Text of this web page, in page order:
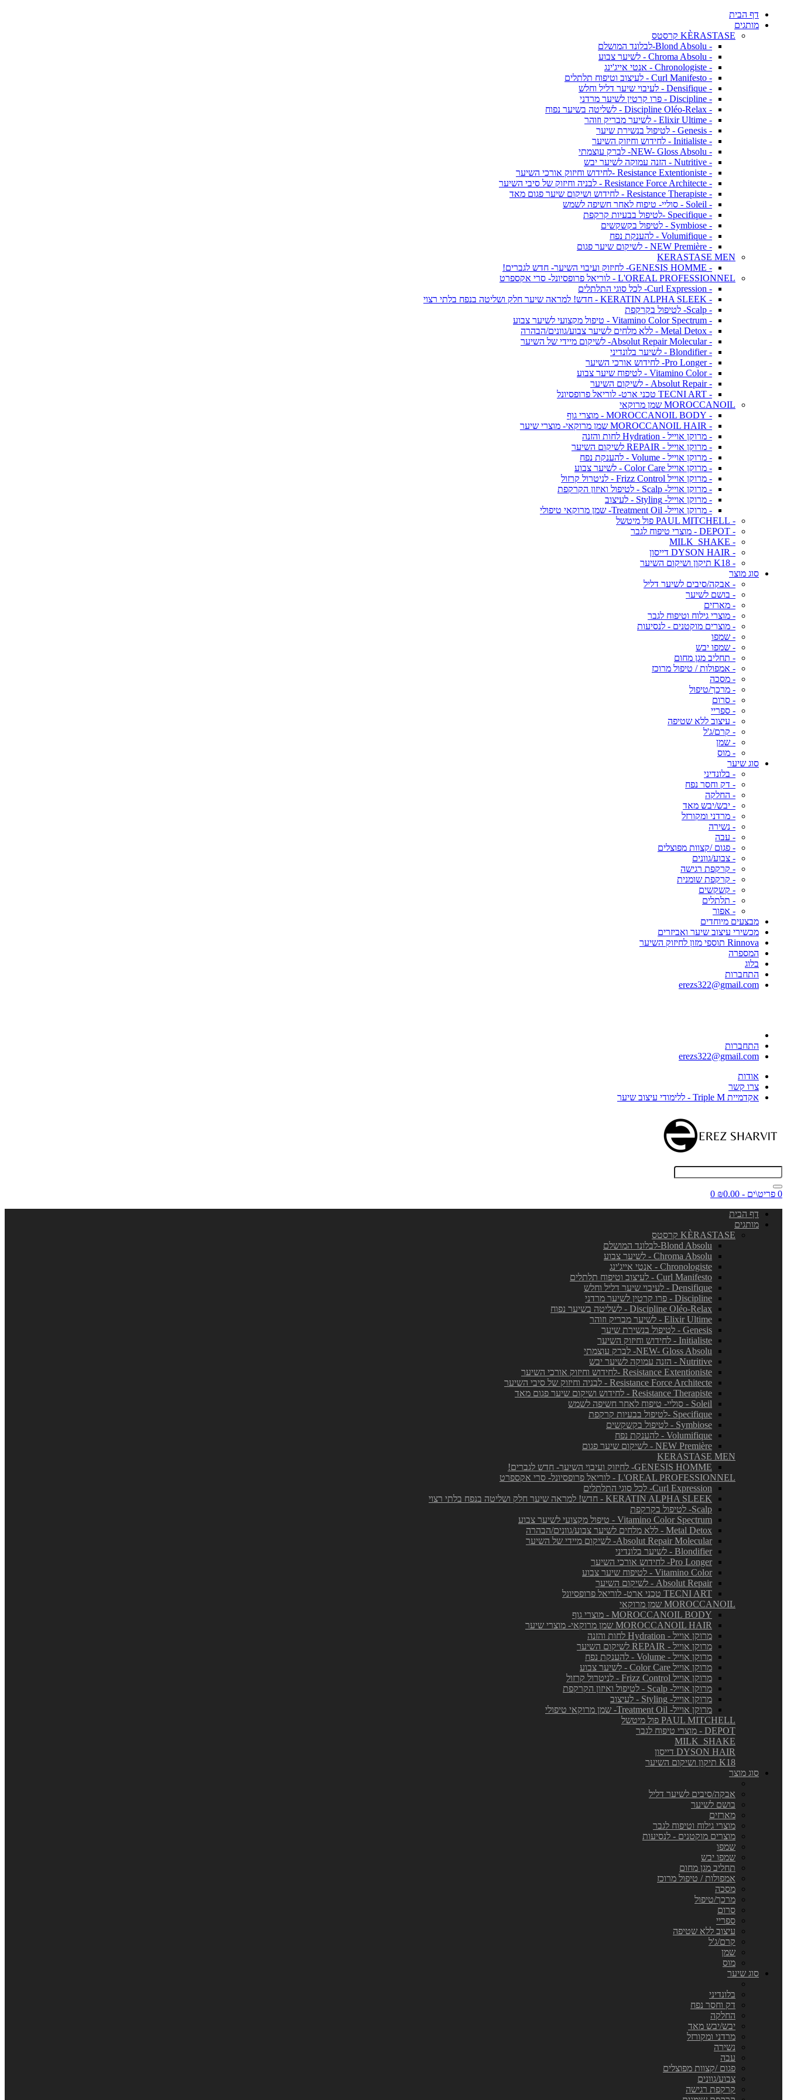
דף הבית
מותגים
KÈRASTASE קרסטס
- Blond Absolu-לבלונד המושלם
- Chroma Absolu - לשיער צבוע
- Chronologiste - אנטי אייג'ינג
- Curl Manifesto - לעיצוב וטיפוח תלתלים
- Densifique - לעיבוי שיער דליל וחלש
- Discipline - פרו קרטין לשיער מרדני
- Discipline Oléo-Relax - לשליטה בשיער נפוח
- Elixir Ultime - לשיער מבריק וזוהר
- Genesis - לטיפול בנשירת שיער
- Initialiste - לחידוש וחיזוק השיער
- NEW- Gloss Absolu- לברק עוצמתי
- Nutritive - הזנה עמוקה לשיער יבש
- Resistance Extentioniste -לחידוש וחיזוק אורכי השיער
- Resistance Force Architecte - לבניה וחיזוק של סיבי השיער
- Resistance Therapiste - לחידוש ושיקום שיער פגום מאד
- Soleil - סוליי- טיפוח לאחר חשיפה לשמש
- Specifique -לטיפול בבעיות קרקפת
- Symbiose - לטיפול בקשקשים
- Volumifique - להענקת נפח
- NEW Première - לשיקום שיער פגום
KERASTASE MEN
- GENESIS HOMME- לחיזוק ועיבוי השיער- חדש לגברים!
L'OREAL PROFESSIONNEL - לוריאל פרופסיונל- סרי אקספרט
- Curl Expression- לכל סוגי התלתלים
- KERATIN ALPHA SLEEK - חדש! למראה שיער חלק ושליטה בנפח בלתי רצוי
- Scalp- לטיפול בקרקפת
- Vitamino Color Spectrum - טיפול מקצועי לשיער צבוע
- Metal Detox - ללא מלחים לשיער צבוע/גוונים/הבהרה
- Absolut Repair Molecular- לשיקום מיידי של השיער
- Blondifier - לשיער בלונדיני
- Pro Longer- לחידוש אורכי השיער
- Vitamino Color - לטיפוח שיער צבוע
- Absolut Repair - לשיקום השיער
- TECNI ART טכני ארט- לוריאל פרופסיונל
MOROCCANOIL שמן מרוקאי
- MOROCCANOIL BODY - מוצרי גוף
- MOROCCANOIL HAIR שמן מרוקאי- מוצרי שיער
- מרוקן אוייל - Hydration לחות והזנה
- מרוקן אוייל - REPAIR לשיקום השיער
- מרוקן אוייל - Volume - להענקת נפח
- מרוקן אוייל Color Care - לשיער צבוע
- מרוקן אוייל Frizz Control - לניטרול קרזול
- מרוקן אוייל- Scalp - לטיפול ואיזון הקרקפת
- מרוקן אוייל- Styling - לעיצוב
- מרוקן אוייל- Treatment Oil- שמן מרוקאי טיפולי
- PAUL MITCHELL פול מיטשל
- DEPOT - מוצרי טיפוח לגבר
- MILK_SHAKE
- DYSON HAIR דייסון
- K18 תיקון ושיקום השיער
סוג מוצר
- אבקה/סיבים לשיער דליל
- בושם לשיער
- מארזים
- מוצרי גילוח וטיפוח לגבר
- מוצרים מוקטנים - לנסיעות
- שמפו
- שמפו יבש
- תחליב מגן מחום
- אמפולות / טיפול מרוכז
- מסכה
- מרכך/טיפול
- סרום
- ספריי
- עיצוב ללא שטיפה
- קרם/ג'ל
- שמן
- מוס
סוג שיער
- בלונדיני
- דק וחסר נפח
- החלקה
- יבש/יבש מאד
- מרדני ומקורזל
- נשירה
- עבה
- פגום /קצוות מפוצלים
- צבוע/גוונים
- קרקפת רגישה
- קרקפת שומנית
- קשקשים
- תלתלים
- אפור
מבצעים מיוחדים
מכשירי עיצוב שיער ואביזרים
Rinnova תוספי מזון לחיזוק השיער
המספרה
בלוג
התחברות
erezs322@gmail.com
התחברות
erezs322@gmail.com
אודות
צרו קשר
אקדמיית Triple M - ללימודי עיצוב שיער
0 פריט\ים - ₪0.00
0
דף הבית
מותגים
KÈRASTASE קרסטס
Blond Absolu-לבלונד המושלם
Chroma Absolu - לשיער צבוע
Chronologiste - אנטי אייג'ינג
Curl Manifesto - לעיצוב וטיפוח תלתלים
Densifique - לעיבוי שיער דליל וחלש
Discipline - פרו קרטין לשיער מרדני
Discipline Oléo-Relax - לשליטה בשיער נפוח
Elixir Ultime - לשיער מבריק וזוהר
Genesis - לטיפול בנשירת שיער
Initialiste - לחידוש וחיזוק השיער
NEW- Gloss Absolu- לברק עוצמתי
Nutritive - הזנה עמוקה לשיער יבש
Resistance Extentioniste -לחידוש וחיזוק אורכי השיער
Resistance Force Architecte - לבניה וחיזוק של סיבי השיער
Resistance Therapiste - לחידוש ושיקום שיער פגום מאד
Soleil - סוליי- טיפוח לאחר חשיפה לשמש
Specifique -לטיפול בבעיות קרקפת
Symbiose - לטיפול בקשקשים
Volumifique - להענקת נפח
NEW Première - לשיקום שיער פגום
KERASTASE MEN
GENESIS HOMME- לחיזוק ועיבוי השיער- חדש לגברים!
L'OREAL PROFESSIONNEL - לוריאל פרופסיונל- סרי אקספרט
Curl Expression- לכל סוגי התלתלים
KERATIN ALPHA SLEEK - חדש! למראה שיער חלק ושליטה בנפח בלתי רצוי
Scalp- לטיפול בקרקפת
Vitamino Color Spectrum - טיפול מקצועי לשיער צבוע
Metal Detox - ללא מלחים לשיער צבוע/גוונים/הבהרה
Absolut Repair Molecular- לשיקום מיידי של השיער
Blondifier - לשיער בלונדיני
Pro Longer- לחידוש אורכי השיער
Vitamino Color - לטיפוח שיער צבוע
Absolut Repair - לשיקום השיער
TECNI ART טכני ארט- לוריאל פרופסיונל
MOROCCANOIL שמן מרוקאי
MOROCCANOIL BODY - מוצרי גוף
MOROCCANOIL HAIR שמן מרוקאי- מוצרי שיער
מרוקן אוייל - Hydration לחות והזנה
מרוקן אוייל - REPAIR לשיקום השיער
מרוקן אוייל - Volume - להענקת נפח
מרוקן אוייל Color Care - לשיער צבוע
מרוקן אוייל Frizz Control - לניטרול קרזול
מרוקן אוייל- Scalp - לטיפול ואיזון הקרקפת
מרוקן אוייל- Styling - לעיצוב
מרוקן אוייל- Treatment Oil- שמן מרוקאי טיפולי
PAUL MITCHELL פול מיטשל
DEPOT - מוצרי טיפוח לגבר
MILK_SHAKE
DYSON HAIR דייסון
K18 תיקון ושיקום השיער
סוג מוצר
אבקה/סיבים לשיער דליל
בושם לשיער
מארזים
מוצרי גילוח וטיפוח לגבר
מוצרים מוקטנים - לנסיעות
שמפו
שמפו יבש
תחליב מגן מחום
אמפולות / טיפול מרוכז
מסכה
מרכך/טיפול
סרום
ספריי
עיצוב ללא שטיפה
קרם/ג'ל
שמן
מוס
סוג שיער
בלונדיני
דק וחסר נפח
החלקה
יבש/יבש מאד
מרדני ומקורזל
נשירה
עבה
פגום /קצוות מפוצלים
צבוע/גוונים
קרקפת רגישה